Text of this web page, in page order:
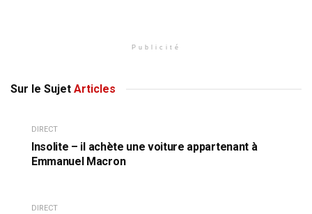
Publicité
Sur le Sujet Articles
DIRECT
Insolite – il achète une voiture appartenant à
Emmanuel Macron
DIRECT